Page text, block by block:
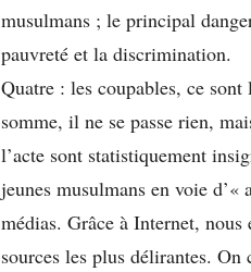
musulmans ; le principal
pauvreté et la discrimination.
Quatre : les coupables, ce
somme, il ne se passe rien,
l’acte sont statistiquement
jeunes musulmans en voie
médias. Grâce à Internet, nous
sources les plus délirantes.